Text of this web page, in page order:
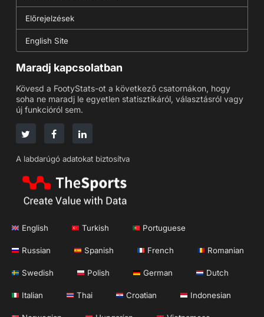
Előrejelzések
English Site
Maradj kapcsolatban
Kövesd a FootyStats-ot a következő csatornákon, hogy
soha ne maradj le egyetlen statisztikáról, választásról vagy
új funkcióról sem.
A labdarúgó adatokat biztosítva
English Turkish Portuguese
Russian Spanish French Romanian
Swedish Polish German Dutch
Italian Thai Croatian Indonesian